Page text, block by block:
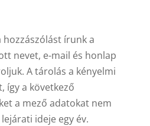
hozzászólást írunk a
nevet, e-mail és honlap
A tárolás a kényelmi
így a következő
a mező adatokat nem
ideje egy év.